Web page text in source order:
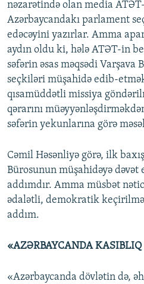
nəzarətində olan media
Azərbaycandakı parlament
edəcəyini yazırlar. Amma
aydın oldu ki, hələ ATƏT-in
səfərin əsas məqsədi
seçkiləri müşahidə edib-
qısamüddətli missiya
qərarını
səfərin yekunlarına görə
Cəmil Həsənliyə görə, ilk
Bürosunun müşahidəyə dəvət
addımdır. Amma müsbət
ədalətli, demokratik
addım.
«AZƏRBAYCANDA
«Azərbaycanda dövlətin də,